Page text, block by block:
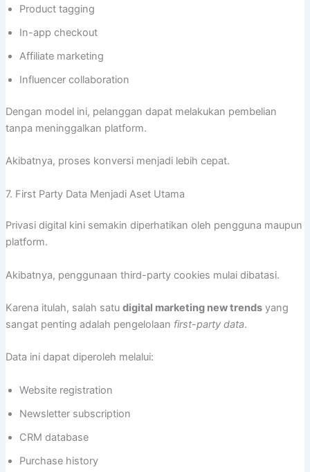
Product tagging
In-app checkout
Affiliate marketing
Influencer collaboration
Dengan model ini, pelanggan dapat melakukan pembelian
tanpa meninggalkan platform.
Akibatnya, proses konversi menjadi lebih cepat.
7. First Party Data Menjadi Aset Utama
Privasi digital kini semakin diperhatikan oleh pengguna maupun
platform.
Akibatnya, penggunaan third-party cookies mulai dibatasi.
Karena itulah, salah satu digital marketing new trendsyang
sangat penting adalah pengelolaan first-party data.
Data ini dapat diperoleh melalui:
Website registration
Newsletter subscription
CRM database
Purchase history